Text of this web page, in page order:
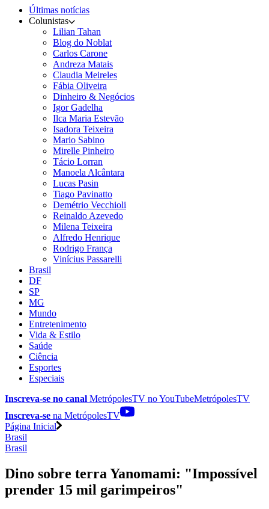
Últimas notícias
Colunistas
Lilian Tahan
Blog do Noblat
Carlos Carone
Andreza Matais
Claudia Meireles
Fábia Oliveira
Dinheiro & Negócios
Igor Gadelha
Ilca Maria Estevão
Isadora Teixeira
Mario Sabino
Mirelle Pinheiro
Tácio Lorran
Manoela Alcântara
Lucas Pasin
Tiago Pavinatto
Demétrio Vecchioli
Reinaldo Azevedo
Milena Teixeira
Alfredo Henrique
Rodrigo França
Vinícius Passarelli
Brasil
DF
SP
MG
Mundo
Entretenimento
Vida & Estilo
Saúde
Ciência
Esportes
Especiais
Inscreva-se no canal MetrópolesTV noYouTubeMetrópolesTV
Inscreva-se na MetrópolesTV
Página Inicial
Brasil
Brasil
Dino sobre terra Yanomami: "Impossível
prender 15 mil garimpeiros"